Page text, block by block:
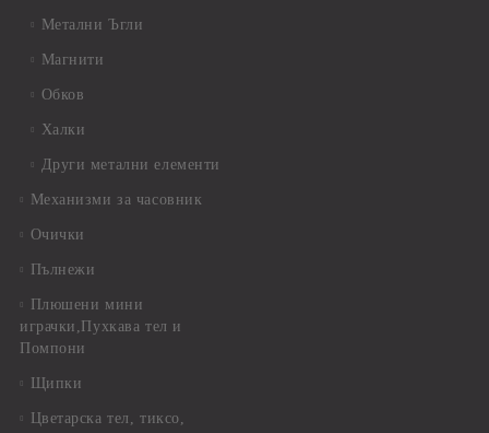
Метални Ъгли
Магнити
Обков
Халки
Други метални елементи
Механизми за часовник
Очички
Пълнежи
Плюшени мини
играчки,Пухкава тел и
Помпони
Щипки
Цветарска тел, тиксо,